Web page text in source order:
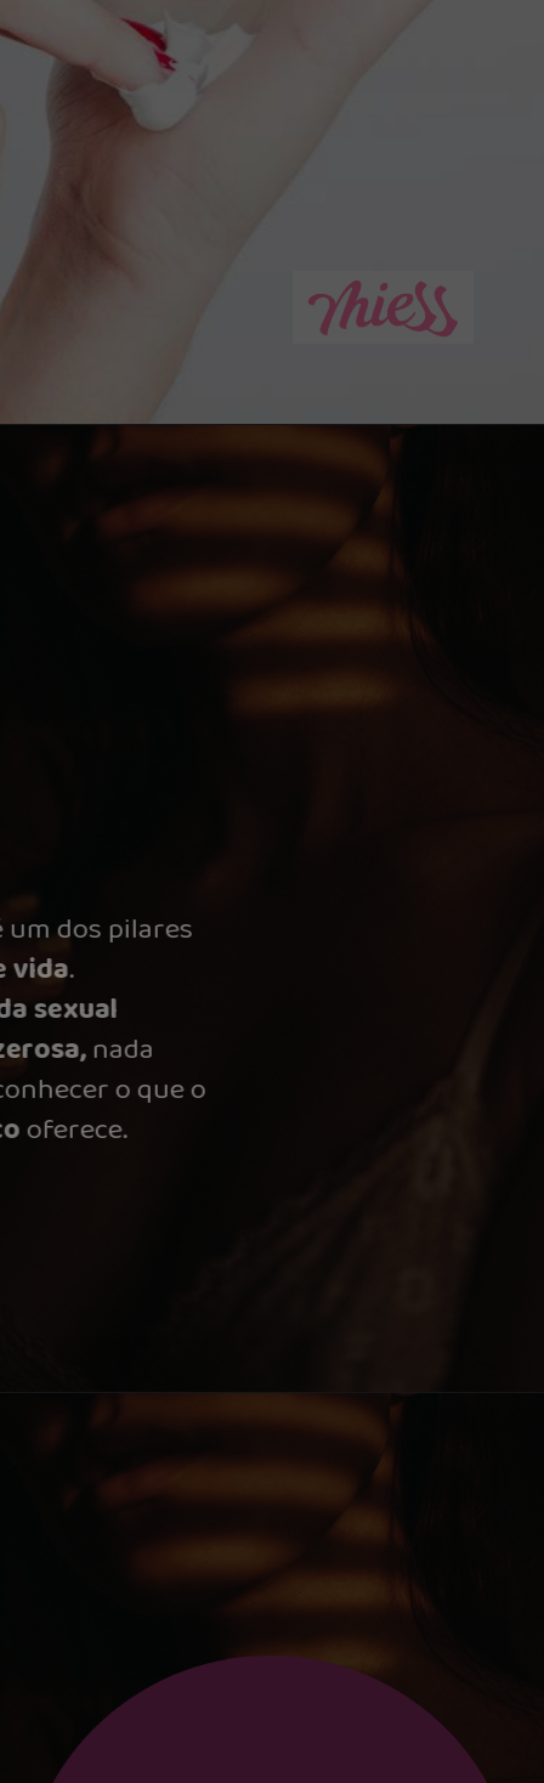
Asexualidade
da
Para ter uma
saudável
melhor do que conhecer o que o
mercado erótico